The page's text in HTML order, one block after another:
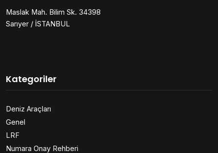
Maslak Mah. Bilim Sk. 34398
Sarıyer / İSTANBUL
Kategoriler
Deniz Araçları
Genel
LRF
Numara Onay Rehberi